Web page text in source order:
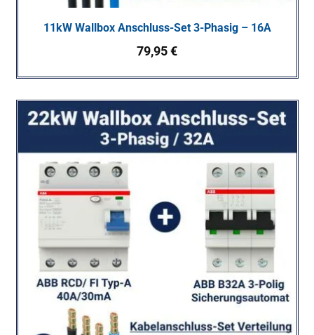
11kW Wallbox Anschluss-Set 3-Phasig – 16A
79,95€